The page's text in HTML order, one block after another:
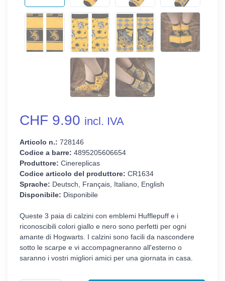
CHF 9.90 incl. IVA
Articolo n.: 728146
Codice a barre: 4895205606654
Produttore: Cinereplicas
Codice articolo del produttore: CR1634
Sprache: Deutsch, Français, Italiano, English
Disponibile: Disponibile
Queste 3 paia di calzini con emblemi Hufflepuff e i
riconoscibili colori giallo e nero sono perfetti per ogni
amante di Hogwarts. I calzini sono facili da nascondere
sotto le scarpe e vi accompagneranno all'esterno o
saranno i vostri migliori amici per una giornata in casa.